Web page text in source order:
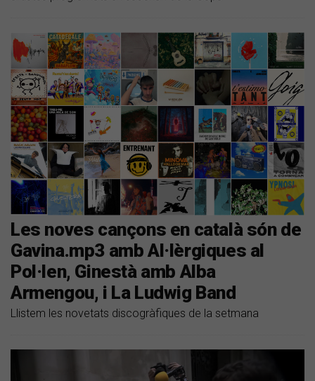
Les noves cançons en català són de
Gavina.mp3 amb Al·lèrgiques al
Pol·len, Ginestà amb Alba
Armengou, i La Ludwig Band
Llistem les novetats discogràfiques de la setmana